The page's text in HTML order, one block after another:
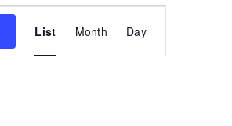
Event
Views
List Month Day